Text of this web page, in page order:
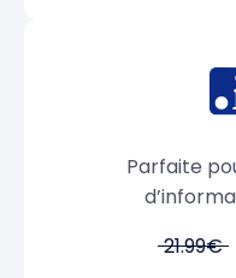
Parfaite
21.99€